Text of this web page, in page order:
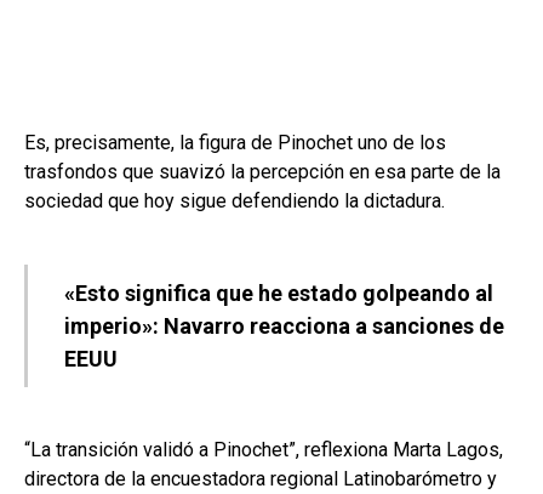
Es, precisamente, la figura de Pinochet uno de los
trasfondos que suavizó la percepción en esa parte de la
sociedad que hoy sigue defendiendo la dictadura.
«Esto significa que he estado golpeando al
imperio»: Navarro reacciona a sanciones de
EEUU
“La transición validó a Pinochet”, reflexiona Marta Lagos,
directora de la encuestadora regional Latinobarómetro y